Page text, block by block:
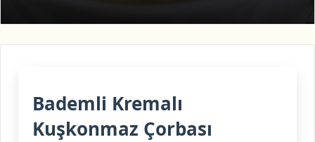
Bademli Kremalı
Kuşkonmaz Çorbası